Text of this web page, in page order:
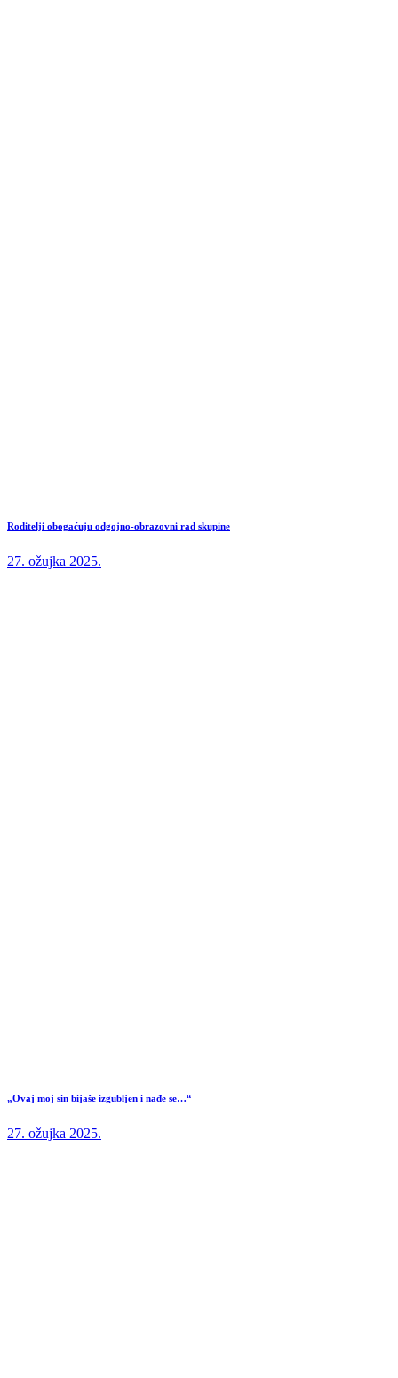
Roditelji obogaćuju odgojno-obrazovni rad skupine
27. ožujka 2025.
„Ovaj moj sin bijaše izgubljen i nađe se…“
27. ožujka 2025.